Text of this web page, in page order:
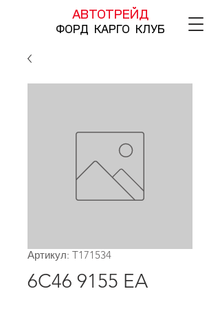
АВТОТРЕЙД
ФОРД КАРГО КЛУБ
Артикул: T171534
6C46 9155 EA